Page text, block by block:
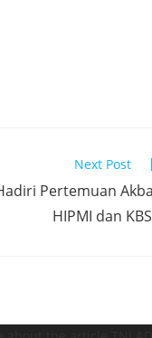
Next Post
Pertemuan
HIPMI dan